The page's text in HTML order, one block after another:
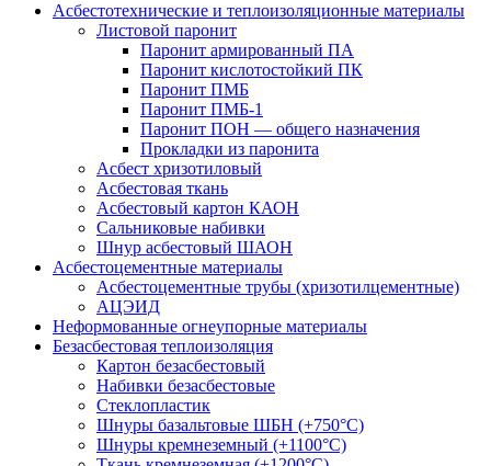
Асбестотехнические и теплоизоляционные материалы
Листовой паронит
Паронит армированный ПА
Паронит кислотостойкий ПК
Паронит ПМБ
Паронит ПМБ-1
Паронит ПОН — общего назначения
Прокладки из паронита
Асбест хризотиловый
Асбестовая ткань
Асбестовый картон КАОН
Сальниковые набивки
Шнур асбестовый ШАОН
Асбестоцементные материалы
Асбестоцементные трубы (хризотилцементные)
АЦЭИД
Неформованные огнеупорные материалы
Безасбестовая теплоизоляция
Картон безасбестовый
Набивки безасбестовые
Стеклопластик
Шнуры базальтовые ШБН (+750°С)
Шнуры кремнеземный (+1100°С)